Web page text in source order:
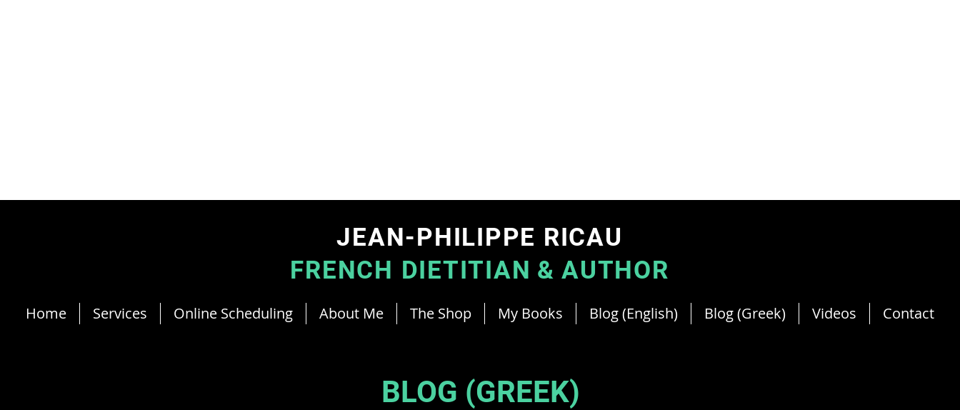
JEAN-PHILIPPE RICAU
FRENCH DIETITIAN & AUTHOR
Home Services Online Scheduling About Me The Shop My Books Blog (English) Blog (Greek) Videos Contact
BLOG (GREEK)